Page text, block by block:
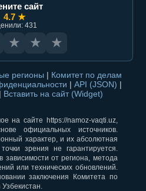
сайт
4.7 ★
431
★ ★ ★
регионы | Комитет по делам
| API (JSON) |
| Вставить на сайт (Widget)
на сайте https://namoz-vaqti.uz,
официальных источников.
характер, и их абсолютная
зрения не гарантируется.
зависимости от региона, метода
или технических обновлений.
заключения Комитета по